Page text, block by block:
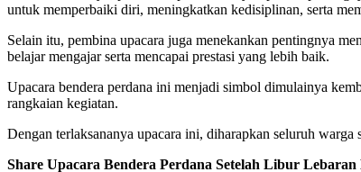
untuk memperbaiki diri, meningkatkan kedisiplinan, serta
Selain itu, pembina upacara juga menekankan pentingnya
belajar mengajar serta mencapai prestasi yang lebih baik.
Upacara bendera perdana ini menjadi simbol dimulainya
rangkaian kegiatan.
Dengan terlaksananya upacara ini, diharapkan seluruh
Share Upacara Bendera Perdana Setelah Libur